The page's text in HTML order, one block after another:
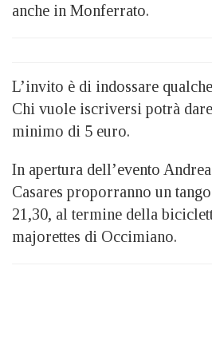
anche in Monferrato.
L’invito è di indossare
Chi vuole iscriversi potrà
minimo di 5 euro.
In apertura dell’evento
Casares proporranno un
21,30, al termine della
majorettes di Occimiano.